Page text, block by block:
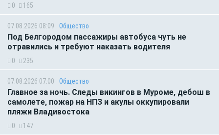
0 165
07.08.2026 08:09 Общество
Под Белгородом пассажиры автобуса чуть не
отравились и требуют наказать водителя
0 235
07.08.2026 07:00 Общество
Главное за ночь. Следы викингов в Муроме, дебош в
самолете, пожар на НПЗ и акулы оккупировали
пляжи Владивостока
0 147